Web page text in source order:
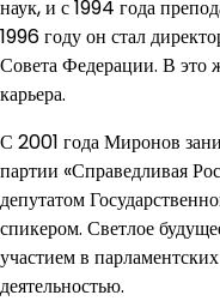
наук, и с 1994 года
1996 году он стал
Совета Федерации. В это
карьера.
С 2001 года Миронов
партии «Справедливая
депутатом
спикером. Светлое
участием в
деятельностью.